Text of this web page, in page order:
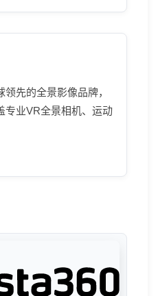
先的全景影像品牌，
专业VR全景相机、运动